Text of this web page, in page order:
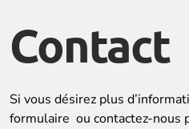
Contact
Si vous désirez plus
formulaire ou contactez-nous